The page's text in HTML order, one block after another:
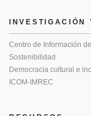
INVESTIGACIÓN
Centro de Información
Sostenibilidad
Democracia cultural e
ICOM-IMREC